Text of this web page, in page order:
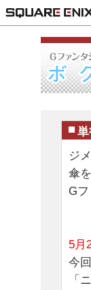
ジ
傘
G
5月
今
「